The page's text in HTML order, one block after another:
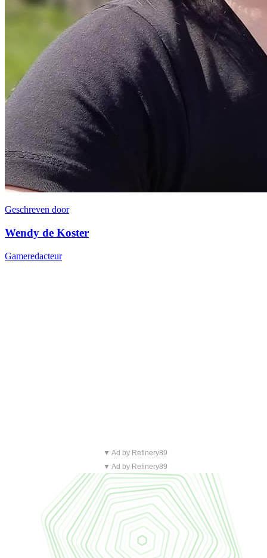
Geschreven door
Wendy de Koster
Gameredacteur
▼ Ad by Refinery89
▼ Ad by Refinery89